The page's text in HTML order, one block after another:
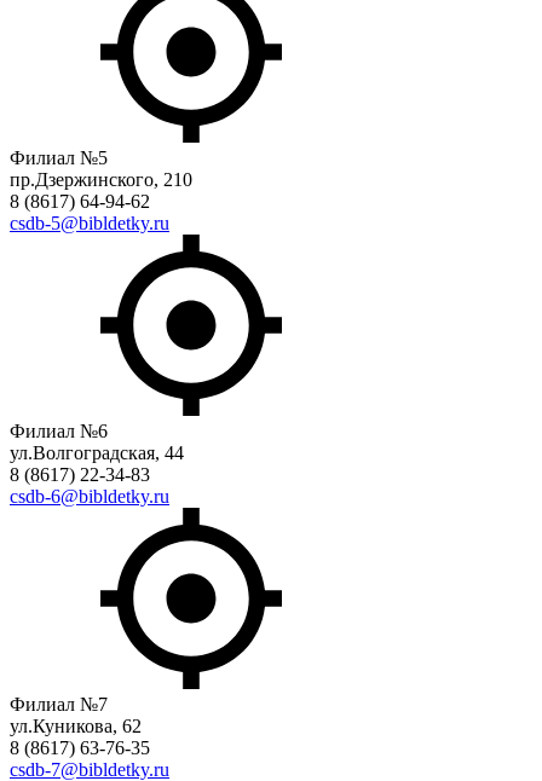
Филиал №5
пр.Дзержинского, 210
8 (8617) 64-94-62
csdb-5@bibldetky.ru
Филиал №6
ул.Волгоградская, 44
8 (8617) 22-34-83
csdb-6@bibldetky.ru
Филиал №7
ул.Куникова, 62
8 (8617) 63-76-35
csdb-7@bibldetky.ru